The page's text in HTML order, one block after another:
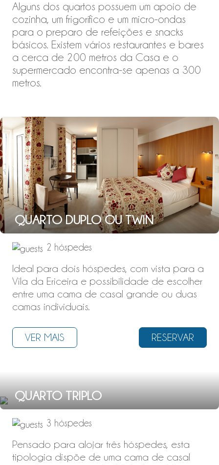
Alguns dos quartos possuem um apoio de
cozinha, um frigorífico e um micro-ondas
para o preparo de refeições e snacks
básicos. Existem vários restaurantes e bares
a cerca de 200 metros da Casa e o
supermercado encontra-se apenas a 300
metros.
QUARTO DUPLO OU TWIN
2 hóspedes
Ideal para dois hóspedes, com vista para a
Vila da Ericeira e possibilidade de escolher
entre uma cama de casal grande ou duas
camas individuais.
VER MAIS RESERVAR
QUARTO TRIPLO
3 hóspedes
Pensado para alojar três hóspedes, esta
tipologia dispõe de uma cama de casal